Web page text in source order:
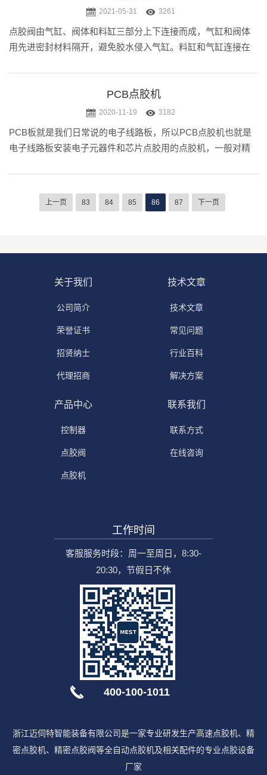
2021-05-31 3261
点胶阀由气缸、阀体和料缸三部分上下连接而成，气缸和阀体
用先进密封材料隔开，避免胶水侵入气缸。料缸和气缸连接在
PCB点胶机
2020-11-19 3182
PCB板就是我们日常说的电子线路板，所以PCB点胶机也就是
电子线路板安装电子元器件和芯片点胶用的点胶机，一般对精
上一页 83 84 85 86 87 下一页
关于我们
公司简介
荣誉证书
招贤纳士
代理招商
技术文章
技术文章
常见问题
行业百科
解决方案
产品中心
控制器
点胶阀
点胶机
联系我们
联系方式
在线咨询
工作时间
客服服务时段：周一至周日，8:30-
20:30，节假日不休
400-100-1011
浙江迈伺特智能装备有限公司是一家专业研发生产高速点胶机、精
密点胶机、精密点胶阀等全自动点胶机及相关配件的专业点胶设备
厂家